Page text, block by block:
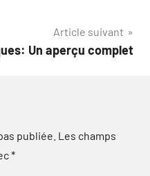
Article suivant
Un aperçu complet
publiée. Les champs
*